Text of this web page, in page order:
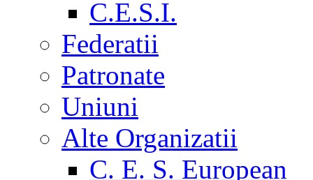
C.E.S.I.
Federatii
Patronate
Uniuni
Alte Organizatii
C. E. S. European